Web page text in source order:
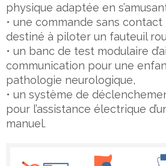
physique adaptée en
• une commande sans
destiné à piloter un fauteuil
• un banc de test modulaire
communication pour une
pathologie neurologique,
• un système de
pour l’assistance électrique
manuel.